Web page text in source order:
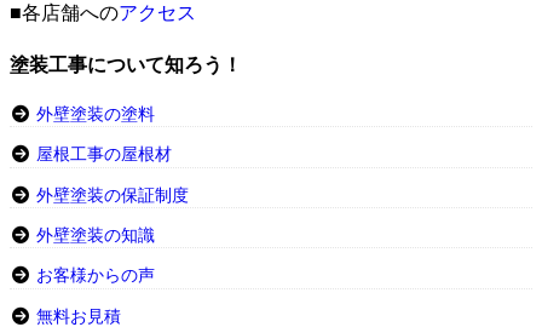
■各店舗へのアクセス
塗装工事について知ろう！
外壁塗装の塗料
屋根工事の屋根材
外壁塗装の保証制度
外壁塗装の知識
お客様からの声
無料お見積